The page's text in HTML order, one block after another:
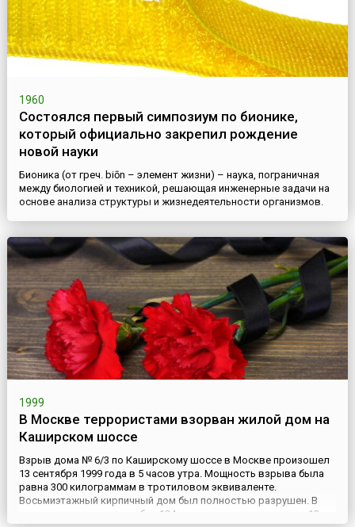
1960
Состоялся первый симпозиум по бионике,
который официально закрепил рождение
новой науки
Бионика (от греч. biōn – элемент жизни) – наука, пограничная
между биологией и техникой, решающая инженерные задачи на
основе анализа структуры и жизнедеятельности организмов.
навигацией, связью, морским делом и др., и помогает человеку
создавать оригинальные технические системы и
технологические...
1999
В Москве террористами взорван жилой дом на
Каширском шоссе
Взрыв дома № 6/3 по Каширскому шоссе в Москве произошел
13 сентября 1999 года в 5 часов утра. Мощность взрыва была
равна 300 килограммам в тротиловом эквиваленте.
Восьмиэтажный кирпичный дом был полностью разрушен. В
результате теракта погибли 124 жильца дома, в том числе 13